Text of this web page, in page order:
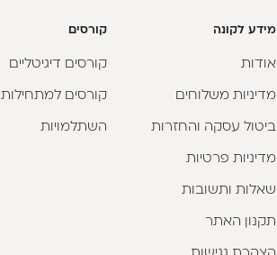
מידע לקונה
אודות
מדיניות משלוחים
ביטול עסקה והחזרות
מדיניות פרטיות
שאלות ותשובות
תקנון האתר
קורסים
קורסים דיגיטליים
קורסים למתחילות
השתלמויות